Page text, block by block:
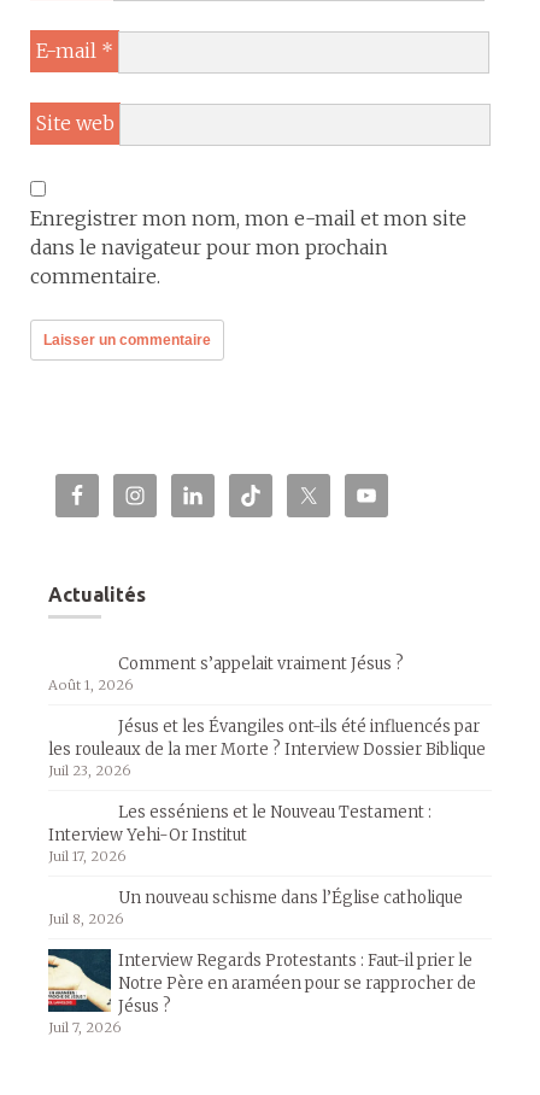
E-mail *
Site web
Enregistrer mon nom, mon e-mail et mon site
dans le navigateur pour mon prochain
commentaire.
Actualités
Comment s’appelait vraiment Jésus ?
Août 1, 2026
Jésus et les Évangiles ont-ils été influencés par
les rouleaux de la mer Morte ? Interview Dossier Biblique
Juil 23, 2026
Les esséniens et le Nouveau Testament :
Interview Yehi-Or Institut
Juil 17, 2026
Un nouveau schisme dans l’Église catholique
Juil 8, 2026
Interview Regards Protestants : Faut-il prier le
Notre Père en araméen pour se rapprocher de
Jésus ?
Juil 7, 2026